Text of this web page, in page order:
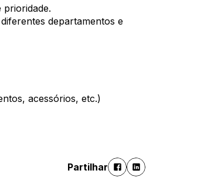
departamentos e
acessórios, etc.)
Partilhar